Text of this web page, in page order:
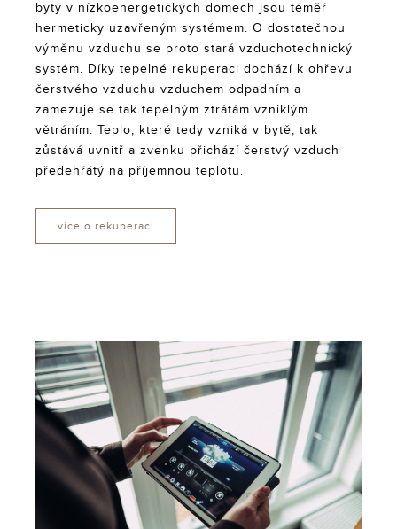
byty v nízkoenergetických domech jsou téměř
hermeticky uzavřeným systémem. O dostatečnou
výměnu vzduchu se proto stará vzduchotechnický
systém. Díky tepelné rekuperaci dochází k ohřevu
čerstvého vzduchu vzduchem odpadním a
zamezuje se tak tepelným ztrátám vzniklým
větráním. Teplo, které tedy vzniká v bytě, tak
zůstává uvnitř a zvenku přichází čerstvý vzduch
předehřátý na příjemnou teplotu.
více o rekuperaci